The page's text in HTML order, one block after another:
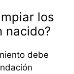
los
nacido?
debe